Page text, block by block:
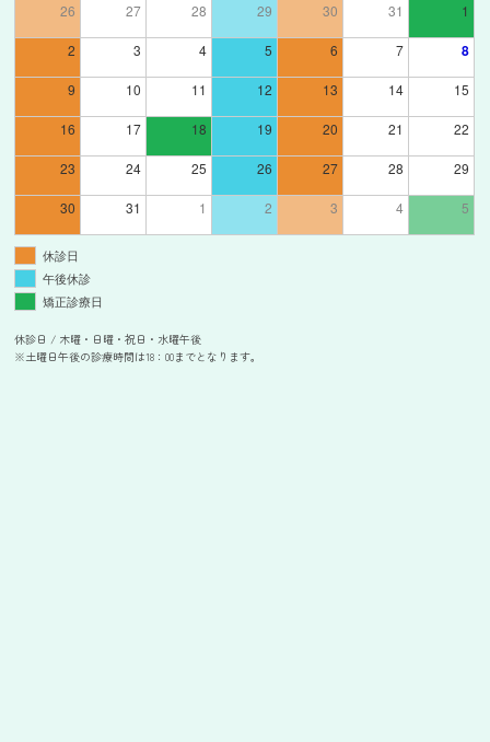
26 27 28 29 30 31 1
2 3 4 5 6 7 8
9 10 11 12 13 14 15
16 17 18 19 20 21 22
23 24 25 26 27 28 29
30 31 1 2 3 4 5
休診日
午後休診
矯正診療日
休診日 / 木曜・日曜・祝日・水曜午後
※土曜日午後の診療時間は18：00までとなります。